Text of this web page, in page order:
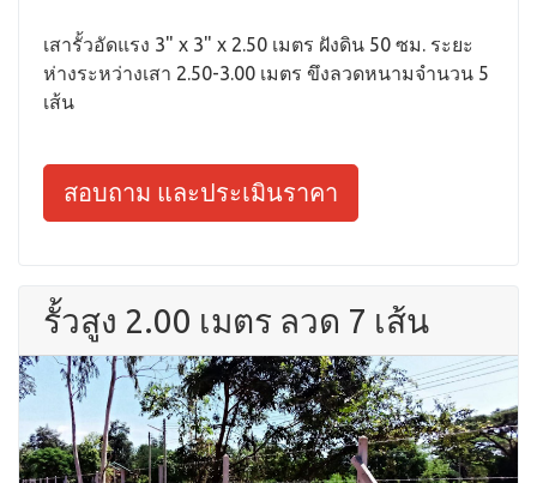
เสารั้วอัดแรง 3" x 3" x 2.50 เมตร ฝังดิน 50 ซม. ระยะ
ห่างระหว่างเสา 2.50-3.00 เมตร ขึงลวดหนามจำนวน 5
เส้น
สอบถาม และประเมินราคา
รั้วสูง 2.00 เมตร ลวด 7 เส้น